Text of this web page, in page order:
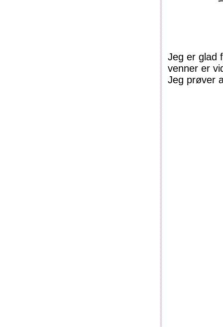
Jeg er glad
venner er
Jeg prøver